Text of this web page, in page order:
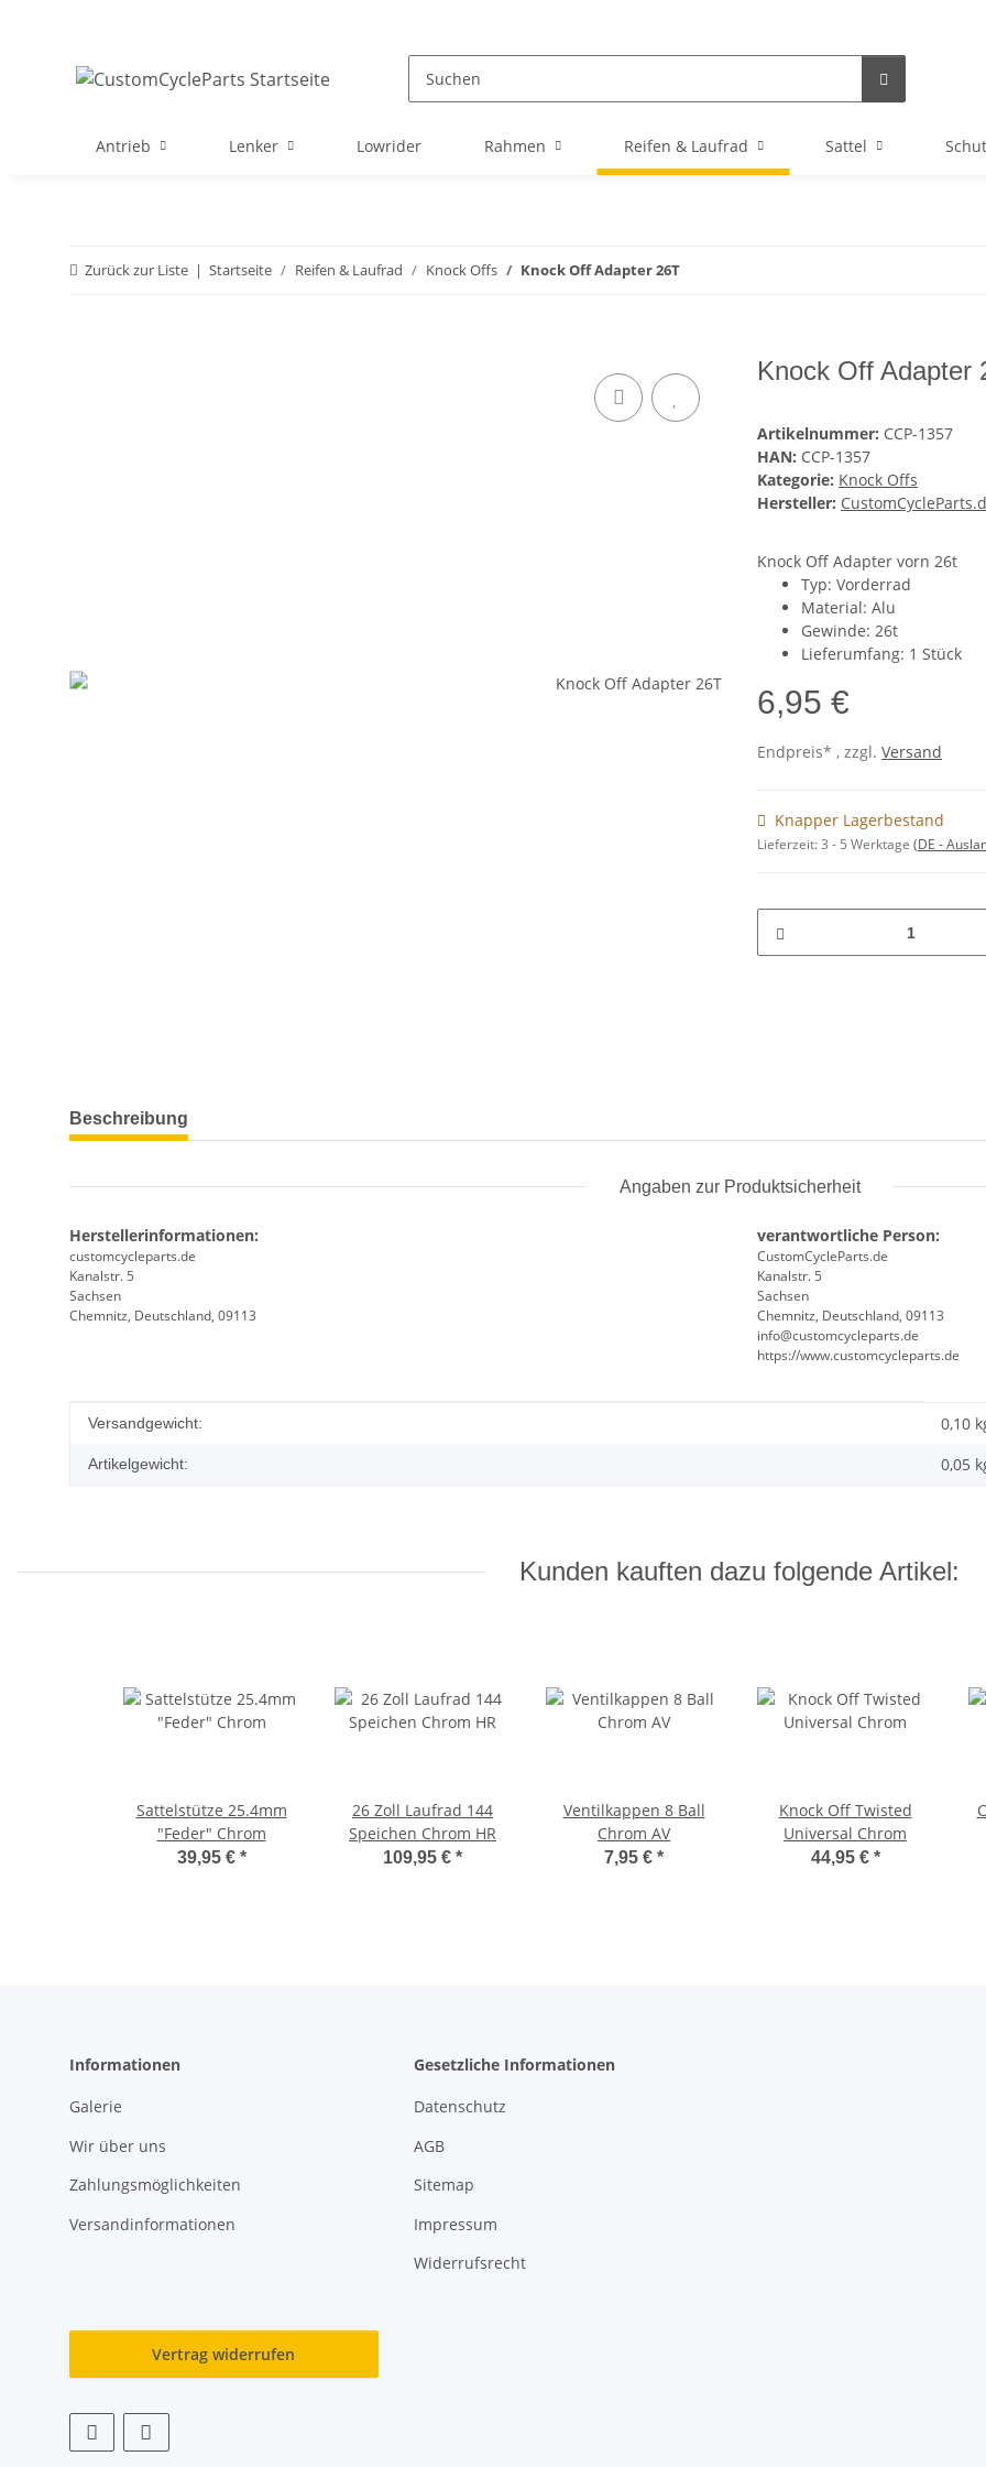
Antrieb Lenker Lowrider Rahmen Reifen & Laufrad Sattel
Zurück zur Liste Startseite Reifen & Laufrad Knock Offs Knock Off Adapter 26T
Knock Off Adapter
Artikelnummer: CCP-1357
HAN: CCP-1357
Kategorie: Knock Offs
Hersteller:
Knock Off Adapter vorn 26t
Typ: Vorderrad
Material: Alu
Gewinde: 26t
Lieferumfang: 1 Stück
6,95 €
Endpreis* , zzgl. Versand
Knapper Lagerbestand
Lieferzeit:3 - 5 Werktage (DE -
weitere Registerkarten anzeigen
Beschreibung
Angaben zur Produktsicherheit
Herstellerinformationen:
customcycleparts.de
Kanalstr. 5
Sachsen
Chemnitz, Deutschland, 09113
verantwortliche Person:
CustomCycleParts.de
Kanalstr. 5
Sachsen
Chemnitz, Deutschland, 09113
info@customcycleparts.de
https://www.customcycleparts.de
Produkteigenschaft
Wert
Versandgewicht: 0,10
Artikelgewicht: 0,05
Kunden kauften dazu folgende Artikel:
Sattelstütze 25.4mm
"Feder" Chrom
39,95 € *
26 Zoll Laufrad 144
Speichen Chrom HR
109,95 € *
Ventilkappen 8 Ball
Chrom AV
7,95 € *
Knock Off Twisted
Universal Chrom
44,95 € *
Informationen
Galerie
Wir über uns
Zahlungsmöglichkeiten
Versandinformationen
Gesetzliche Informationen
Datenschutz
AGB
Sitemap
Impressum
Widerrufsrecht
Vertrag widerrufen